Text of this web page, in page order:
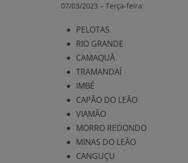
07/03/2023 – Terça-feira:
PELOTAS
RIO GRANDE
CAMAQUÃ
TRAMANDAÍ
IMBÉ
CAPÃO DO LEÃO
VIAMÃO
MORRO REDONDO
MINAS DO LEÃO
CANGUÇU